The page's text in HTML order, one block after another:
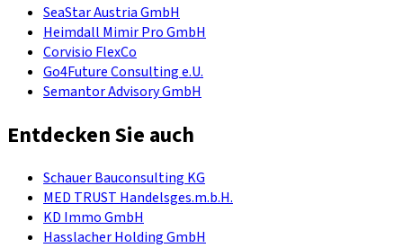
SeaStar Austria GmbH
Heimdall Mimir Pro GmbH
Corvisio FlexCo
Go4Future Consulting e.U.
Semantor Advisory GmbH
Entdecken Sie auch
Schauer Bauconsulting KG
MED TRUST Handelsges.m.b.H.
KD Immo GmbH
Hasslacher Holding GmbH